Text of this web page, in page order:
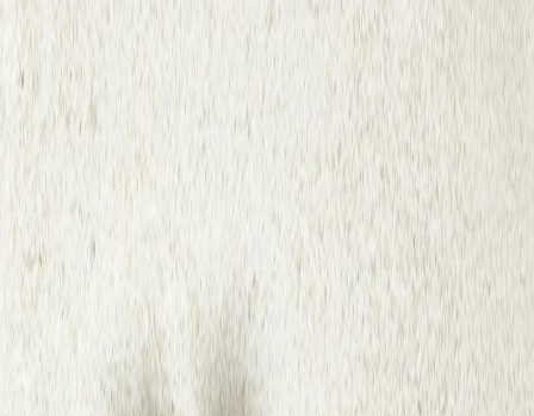
Бренды Хиты Подборки
Блог
УХОД
ВОЛОСЫ
МАКИЯЖ
АРОМАТЫ
ДЛЯ ДЕТЕЙ
ДЛЯ МУЖЧИН
МИНИАТЮРЫ
НАБОРЫ